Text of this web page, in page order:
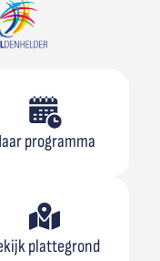
programma
plattegrond